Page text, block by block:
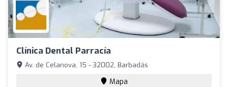
Clínica Dental Parracía
Av. de Celanova, 15 - 32002, Barbadás
Mapa